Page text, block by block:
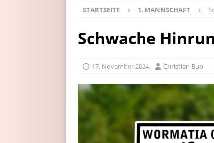
STARTSEITE 1. MANNSCHAFT
Schwache
17. November 2024 Christian Bub